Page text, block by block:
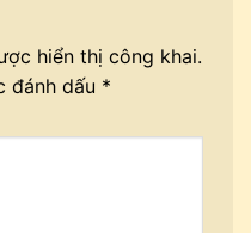
hiển thị công khai.
đánh dấu *